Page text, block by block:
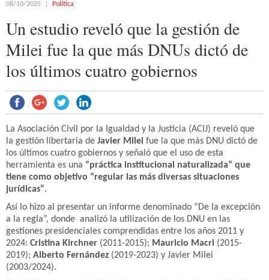
08/10/2025 Política
Un estudio reveló que la gestión de
Milei fue la que más DNUs dictó de
los últimos cuatro gobiernos
La Asociación Civil por la Igualdad y la Justicia (ACIJ) reveló que
la gestión libertaria de Javier Milei fue la que más DNU dictó de
los últimos cuatro gobiernos y señaló que el uso de esta
herramienta es una “práctica institucional naturalizada” que
tiene como objetivo “regular las más diversas situaciones
jurídicas”.
Así lo hizo al presentar un informe denominado “De la excepción
a la regla”, donde analizó la utilización de los DNU en las
gestiones presidenciales comprendidas entre los años 2011 y
2024: Cristina Kirchner (2011-2015); Mauricio Macri (2015-
2019); Alberto Fernández (2019-2023) y Javier Milei
(2003/2024).